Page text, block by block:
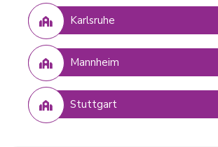
Karlsruhe
Mannheim
Stuttgart